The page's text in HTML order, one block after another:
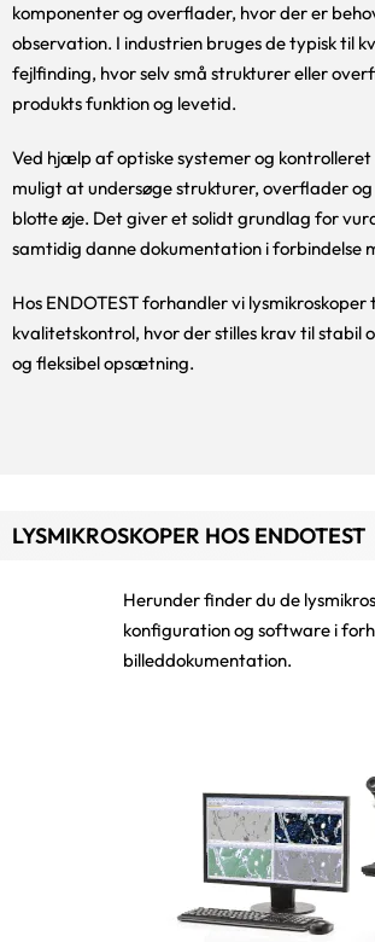
komponenter og overflader, hvor der er
observation. I industrien bruges de typisk til
fejlfinding, hvor selv små strukturer eller
produkts funktion og levetid.
Ved hjælp af optiske systemer og
muligt at undersøge strukturer, overflader og
blotte øje. Det giver et solidt grundlag for
samtidig danne dokumentation i forbindelse
Hos ENDOTEST forhandler vi
kvalitetskontrol, hvor der stilles krav til
og fleksibel opsætning.
LYSMIKROSKOPER HOS ENDOTEST
Herunder finder du de
konfiguration og software i
billeddokumentation.